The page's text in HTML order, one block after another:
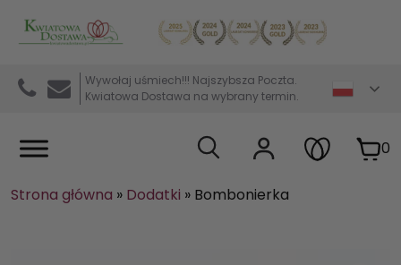
Kwiaciarnia internetowa Kwiatowa Dostawa
Wywołaj uśmiech!!! Najszybsza Poczta.
Kwiatowa Dostawa na wybrany termin.
0
Strona główna » Dodatki » Bombonierka